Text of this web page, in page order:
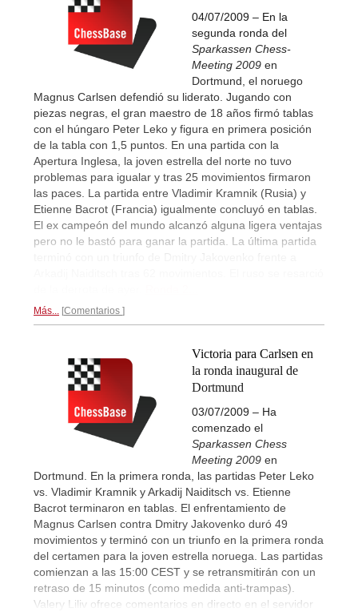
04/07/2009 – En la
segunda ronda del
Sparkassen Chess-
Meeting 2009 en
Dortmund, el noruego
Magnus Carlsen defendió su liderato. Jugando con
piezas negras, el gran maestro de 18 años firmó tablas
con el húngaro Peter Leko y figura en primera posición
de la tabla con 1,5 puntos. En una partida con la
Apertura Inglesa, la joven estrella del norte no tuvo
problemas para igualar y tras 25 movimientos firmaron
las paces. La partida entre Vladimir Kramnik (Rusia) y
Etienne Bacrot (Francia) igualmente concluyó en tablas.
El ex campeón del mundo alcanzó alguna ligera ventajas
pero no le bastó para ganar la partida. La última partida
Más... Comentarios
Victoria para Carlsen en
la ronda inaugural de
Dortmund
03/07/2009 – Ha
comenzado el
Sparkassen Chess
Meeting 2009 en
Dortmund. En la primera ronda, las partidas Peter Leko
vs. Vladimir Kramnik y Arkadij Naiditsch vs. Etienne
Bacrot terminaron en tablas. El enfrentamiento de
Magnus Carlsen contra Dmitry Jakovenko duró 49
movimientos y terminó con un triunfo en la primera ronda
del certamen para la joven estrella noruega. Las partidas
comienzan a las 15:00 CEST y se retransmitirán con un
retraso de 15 minutos (como medida anti-trampas).
Valery Liliv ofrece comentarios en directo en el servidor